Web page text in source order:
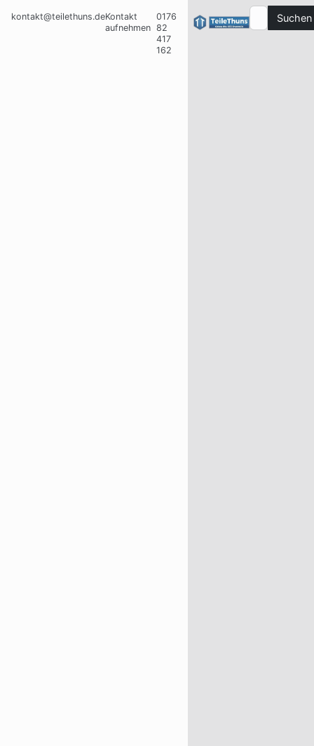
kontakt@teilethuns.deKontakt
aufnehmen
0176
82
417
162
Suchen